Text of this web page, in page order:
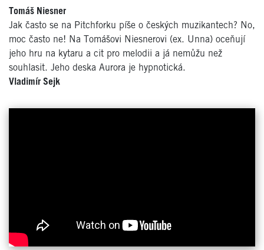
Tomáš Niesner
Jak často se na Pitchforku píše o českých muzikantech? No,
moc často ne! Na Tomášovi Niesnerovi (ex. Unna) oceňují
jeho hru na kytaru a cit pro melodii a já nemůžu než
souhlasit. Jeho deska Aurora je hypnotická.
Vladimír Sejk